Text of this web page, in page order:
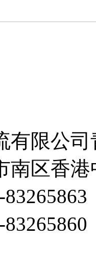
有限公
南区香